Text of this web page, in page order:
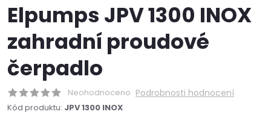
Elpumps JPV 1300 INOX
zahradní proudové
čerpadlo
Neohodnoceno Podrobnosti hodnocení
Kód produktu: JPV 1300 INOX